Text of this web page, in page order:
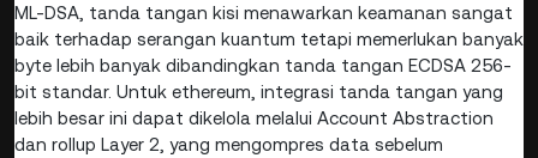
ML-DSA, tanda tangan kisi menawarkan keamanan sangat
baik terhadap serangan kuantum tetapi memerlukan banyak
byte lebih banyak dibandingkan tanda tangan ECDSA 256-
bit standar. Untuk ethereum, integrasi tanda tangan yang
lebih besar ini dapat dikelola melalui Account Abstraction
dan rollup Layer 2, yang mengompres data sebelum